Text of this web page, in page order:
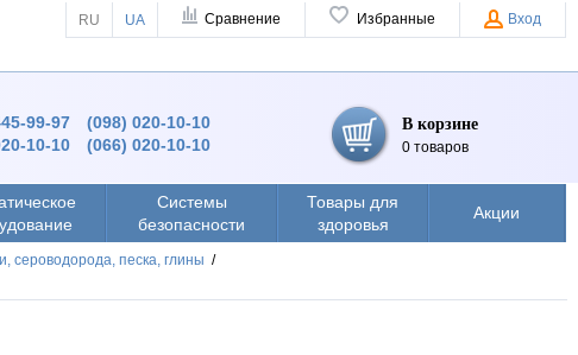
RU UA Сравнение Избранные Вход
99-97
10-10
(098) 020-10-10
(066) 020-10-10
В корзине
0 товаров
Системы
безопасности
Товары для
здоровья
Акции
сероводорода, песка, глины /